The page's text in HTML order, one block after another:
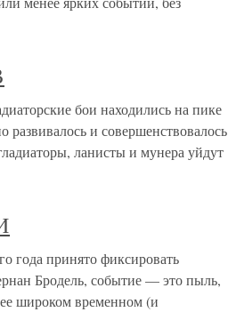
бои находились на пике
развивалось и совершенствовалось
ланисты и мунера уйдут
принято фиксировать
Бродель, событие — это пыль,
широком временном (и